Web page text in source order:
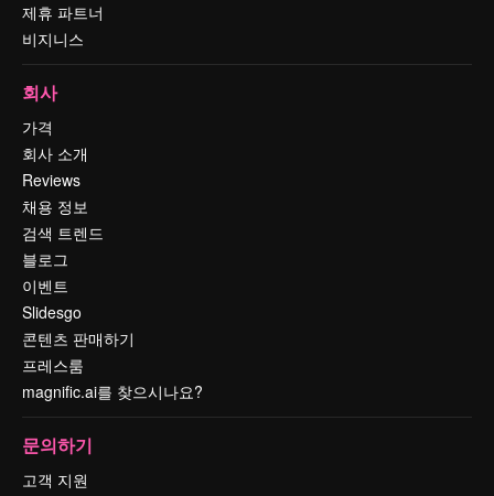
제휴 파트너
비지니스
회사
가격
회사 소개
Reviews
채용 정보
검색 트렌드
블로그
이벤트
Slidesgo
콘텐츠 판매하기
프레스룸
magnific.ai를 찾으시나요?
문의하기
고객 지원